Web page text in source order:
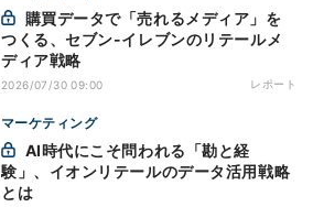
つくる、セブン-イレブンのリテールメ
ディア戦略
2026/07/30 09:00 レポート
マーケティング
験」、イオンリテールのデータ活用戦略
とは